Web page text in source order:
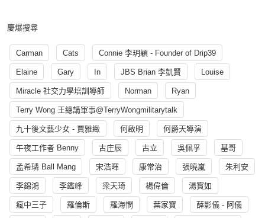
慶爆搜尋
Carman Cats Connie 李玥穎 - Founder of Drip39
Elaine Gary In JBS Brian 李凱賢 Louise
Miracle 社交力學培訓導師 Norman Ryan
Terry Wong 王總講軍事@TerryWongmilitarytalk
九十後文藝少女 - 賈雅緻 何啟明 何爵天導演
午夜工作者 Benny 古庄辰 古立 吳佩孚 基哥
孟希璘 Ball Mang 宋浩暉 康常治 張曉嵐 朱利安
李錦鴻 李鑑峰 梁天琦 楊偉倫 湯寳如
瘋中三子 羅倫斯 羅海憫 葉家寶 薛影儀 - 阿儀